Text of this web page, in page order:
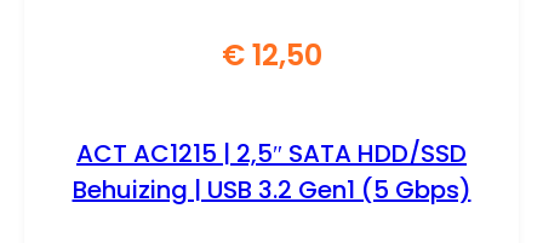
€12,50
ACT AC1215 | 2,5″ SATA HDD/SSD
Behuizing | USB 3.2 Gen1 (5 Gbps)